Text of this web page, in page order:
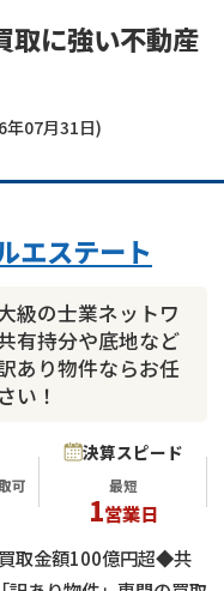
ースバック
取に強い不動産
年07月31日)
エステート
級の士業ネットワ
有持分や底地など
あり物件ならお任
い！
可
決算スピード
最短
1営業日
取金額100億円超◆共